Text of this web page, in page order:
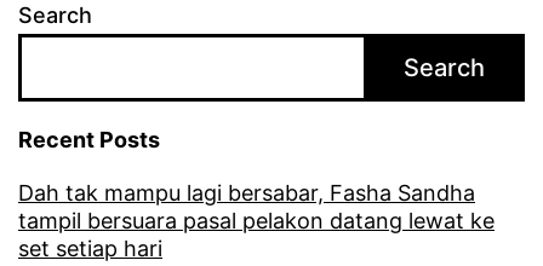
u
a
t
Search
Search
Recent Posts
Dah tak mampu lagi bersabar, Fasha Sandha
tampil bersuara pasal pelakon datang lewat ke
set setiap hari